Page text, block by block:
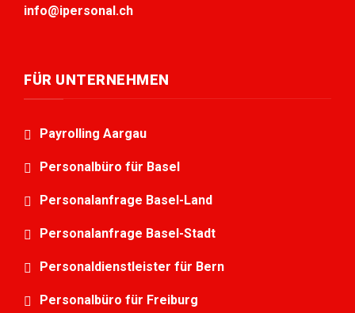
info@ipersonal.ch
FÜR UNTERNEHMEN
Payrolling Aargau
Personalbüro für Basel
Personalanfrage Basel-Land
Personalanfrage Basel-Stadt
Personaldienstleister für Bern
Personalbüro für Freiburg